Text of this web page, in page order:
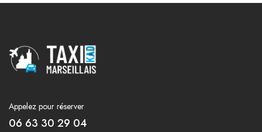
Appelez pour réserver
06 63 30 29 04